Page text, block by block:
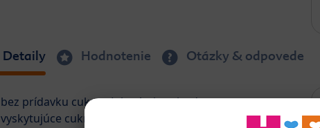
Detaily Hodnotenie Otázky & odpovede
bez prídavku cukrov (obsahuje prirodzene sa
vyskytujúce cukry)